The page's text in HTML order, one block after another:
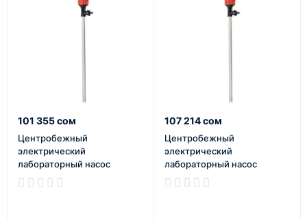
101 355 сом
Центробежный
электрический
лабораторный насос
JUNIOR FLUX F310PP-25/19-
1000
107 214 сом
Центробежный
электрический
лабораторный насос
JUNIORFLUX F314PP-25/19-
1000